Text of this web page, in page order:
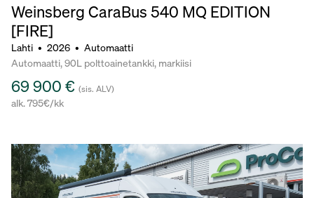
Weinsberg CaraBus 540 MQ EDITION
[FIRE]
Lahti • 2026 • Automaatti
Automaatti, 90L polttoainetankki, markiisi
69 900 € (sis. ALV)
alk. 795€/kk